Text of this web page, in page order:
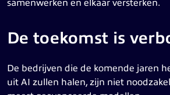
samenwerken en elkaar versterken.
De toekomst is
De bedrijven die de komende jaren
uit AI zullen halen, zijn niet